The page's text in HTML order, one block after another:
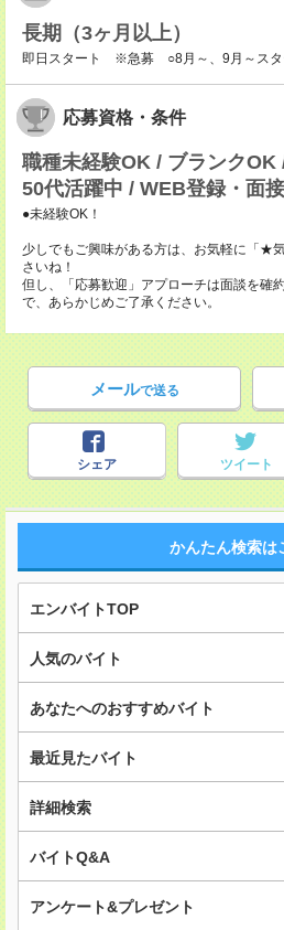
長期（3ヶ月以上）
即日スタート ※急募 ○8月～、9月～スタ
応募資格・条件
職種未経験OK / ブランクOK
50代活躍中 / WEB登録・面
●未経験OK！
少しでもご興味がある方は、お気軽に「★
さいね！
但し、「応募歓迎」アプローチは面談を確
で、あらかじめご了承ください。
メールで送る
シェア ツイート
かんたん検索は
エンバイトTOP
人気のバイト
あなたへのおすすめバイト
最近見たバイト
詳細検索
バイトQ&A
アンケート&プレゼント